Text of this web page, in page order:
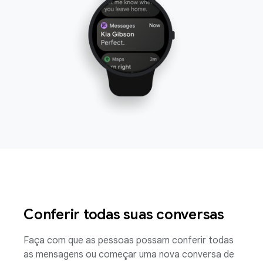
Conferir todas suas conversas
Faça com que as pessoas possam conferir todas
as mensagens ou começar uma nova conversa de